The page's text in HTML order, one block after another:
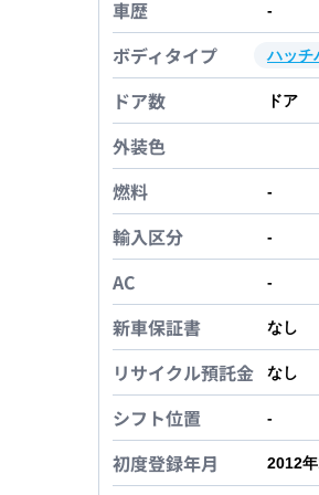
車歴 -
ボディタイプ ハッチ
ドア数 ドア
外装色
燃料
-
輸入区分 -
AC -
新車保証書 なし
リサイクル預託金 なし
シフト位置 -
初度登録年月 2012年